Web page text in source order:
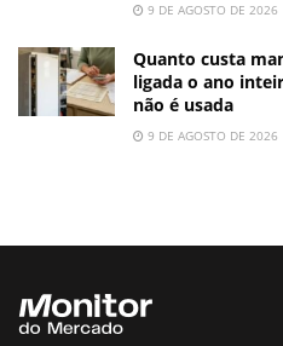
9 DE AGOSTO DE 2026
Quanto custa
ligada o ano
não é usada
9 DE AGOSTO DE 2026